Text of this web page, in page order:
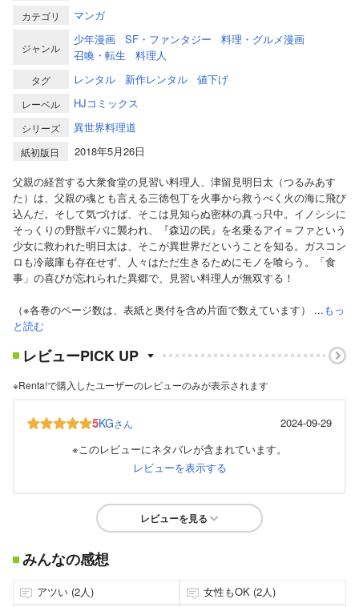
カテゴリ マンガ
ジャンル
少年漫画 SF・ファンタジー
料理・グルメ漫画
召喚・転生
料理人
タグ レンタル 新作レンタル 値下げ
レーベル HJコミックス
シリーズ 異世界料理道
紙初版日
2018年5月26日
父親の経営する大衆食堂の見習い料理人、津留見明日太（つるみあす
た）は、父親の魂とも言える三徳包丁を火事から救うべく火の海に飛び
込んだ。そして気づけば、そこは見知らぬ密林の真っ只中。イノシシに
そっくりの野獣ギバに襲われ、『森辺の民』を名乗るアイ＝ファという
少女に救われた明日太は、そこが異世界だということを知る。ガスコン
ロも冷蔵庫も存在せず、人々はただ生きるためにモノを喰らう。「食
事」の喜びが忘れられた異郷で、見習い料理人が無双する！
（※各巻のページ数は、表紙と奥付を含め片面で数えています） ...もっ
と読む
レビューPICK UP
※Renta!で購入したユーザーのレビューのみが表示されます
5KGさん
2024-09-29
※このレビューにネタバレが含まれています。
レビューを表示する
レビューを見る
みんなの感想
アツい (2人)
女性もOK (2人)